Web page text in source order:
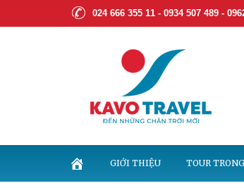
024 666 355 11 - 0934 507 489 -
GIỚI THIỆU TOUR